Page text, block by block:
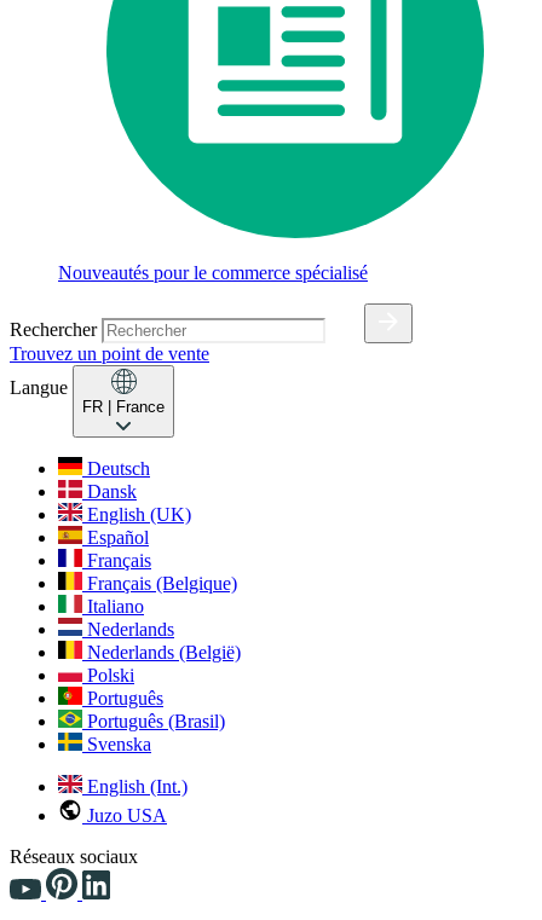
Nouveautés pour le commerce spécialisé
Rechercher
Trouvez un point de vente
Langue
FR | France
Deutsch
Dansk
English (UK)
Español
Français
Français (Belgique)
Italiano
Nederlands
Nederlands (België)
Polski
Português
Português (Brasil)
Svenska
English (Int.)
Juzo USA
Réseaux sociaux